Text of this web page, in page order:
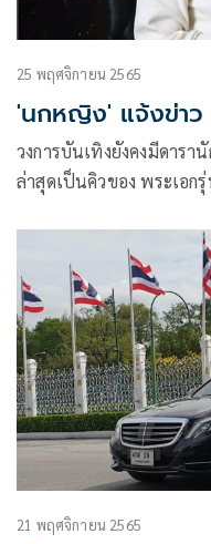
25 พฤศจิกายน 2565
'นกหญิง' แจ้งข่าว
วงการบันเทิงยังคงมีดารา
ล่าสุดเป็นคิวของ พระเอ
21 พฤศจิกายน 2565